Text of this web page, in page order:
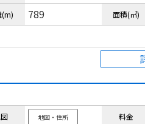
(m) 789 面積(㎡)
地図・住所 料金